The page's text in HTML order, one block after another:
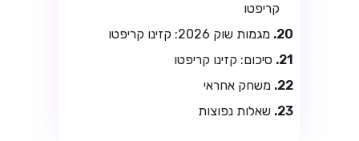
קריפטו
מגמות שוק 2026: קזינו קריפטו
סיכום: קזינו קריפטו
משחק אחראי
שאלות נפוצות